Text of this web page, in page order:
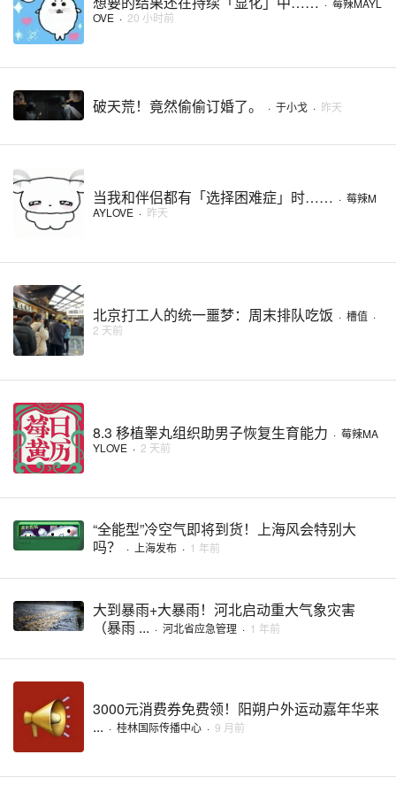
· 莓辣MAYL
OVE · 20 小时前
破天荒！竟然偷偷订婚了。 · 于小戈 · 昨天
当我和伴侣都有「选择困难症」时…… · 莓辣M
AYLOVE · 昨天
北京打工人的统一噩梦：周末排队吃饭 · 槽值 ·
2 天前
8.3 移植睾丸组织助男子恢复生育能力 · 莓辣MA
YLOVE · 2 天前
“全能型”冷空气即将到货！上海风会特别大
吗？
· 上海发布 · 1 年前
大到暴雨+大暴雨！河北启动重大气象灾害
（暴雨 ... · 河北省应急管理 · 1 年前
3000元消费券免费领！阳朔户外运动嘉年华来
... · 桂林国际传播中心 · 9 月前